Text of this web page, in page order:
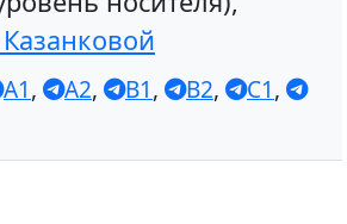
A1, A2, B1, B2, C1,